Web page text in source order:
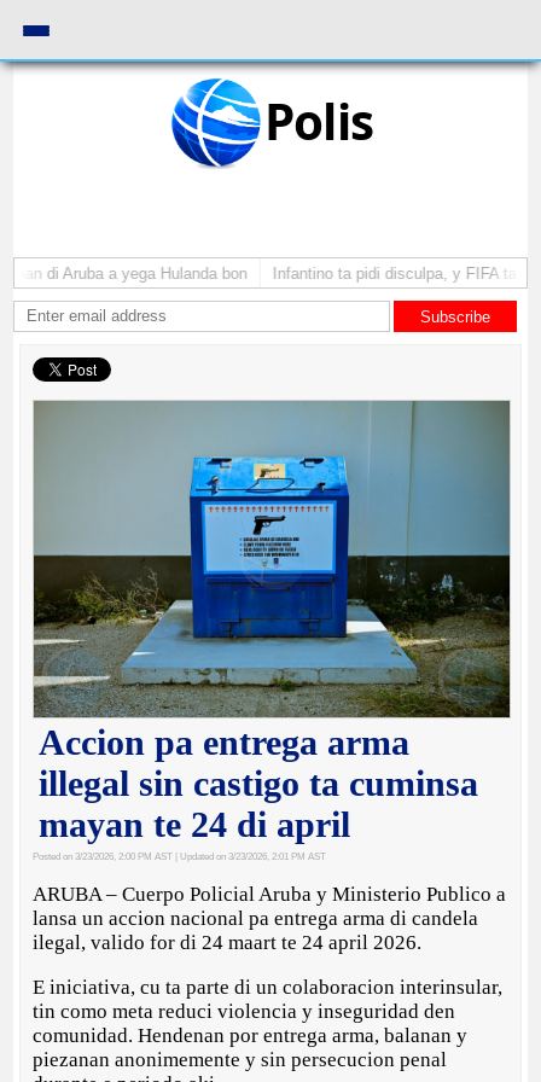
Polis
di Aruba a yega Hulanda bon Infantino ta pidi disculpa, y FIFA ta
Subscribe
Accion pa entrega arma
illegal sin castigo ta cuminsa
mayan te 24 di april
Posted on 3/23/2026, 2:00 PM AST | Updated on 3/23/2026, 2:01 PM AST
ARUBA – Cuerpo Policial Aruba y Ministerio Publico a
lansa un accion nacional pa entrega arma di candela
ilegal, valido for di 24 maart te 24 april 2026.
E iniciativa, cu ta parte di un colaboracion interinsular,
tin como meta reduci violencia y inseguridad den
comunidad. Hendenan por entrega arma, balanan y
piezanan anonimemente y sin persecucion penal